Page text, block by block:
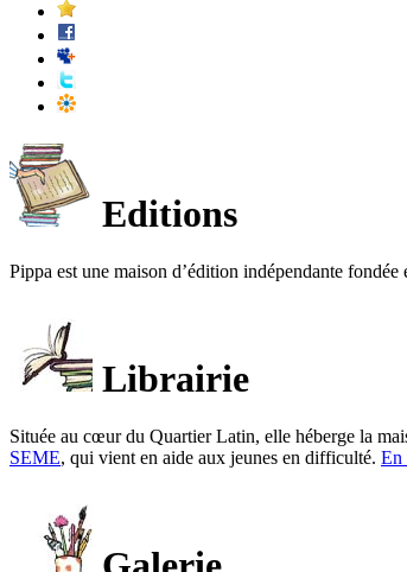
Editions
Pippa est une maison d’édition indépendante
Librairie
Située au cœur du Quartier Latin, elle héberge la
SEME, qui vient en aide aux jeunes en difficulté. En